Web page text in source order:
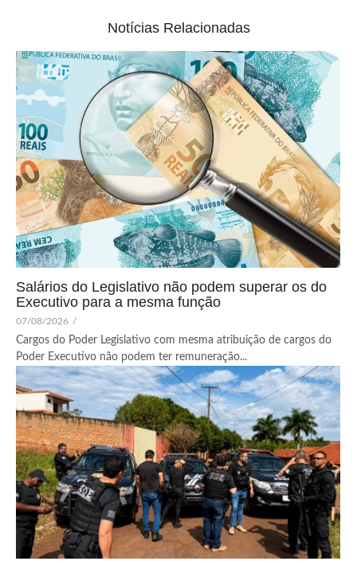
Notícias Relacionadas
Salários do Legislativo não podem superar os do
Executivo para a mesma função
07/08/2026 /
Cargos do Poder Legislativo com mesma atribuição de cargos do
Poder Executivo não podem ter remuneração...